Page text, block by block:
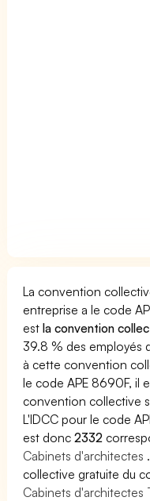
La convention
entreprise a le code
estla convention
39.8 % des employés
à cette convention
le code APE 8690F, il
convention collective
L'IDCC pour le code
est donc2332
Cabinets d'architectes
collective gratuite du
Cabinets d'architectes